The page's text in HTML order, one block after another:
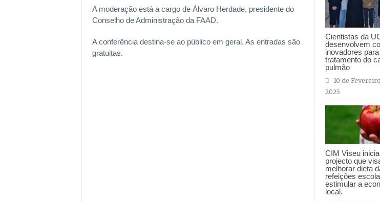
Cientistas da
desenvolvem
inovadores para
tratamento do
pulmão
10 de
2025
CIM Viseu
projecto que
melhorar dieta
refeições
estimular a
local.
A moderação está a cargo de Álvaro Herdade, presidente do
Conselho de Administração da FAAD.
A conferência destina-se ao público em geral. As entradas são
gratuitas.